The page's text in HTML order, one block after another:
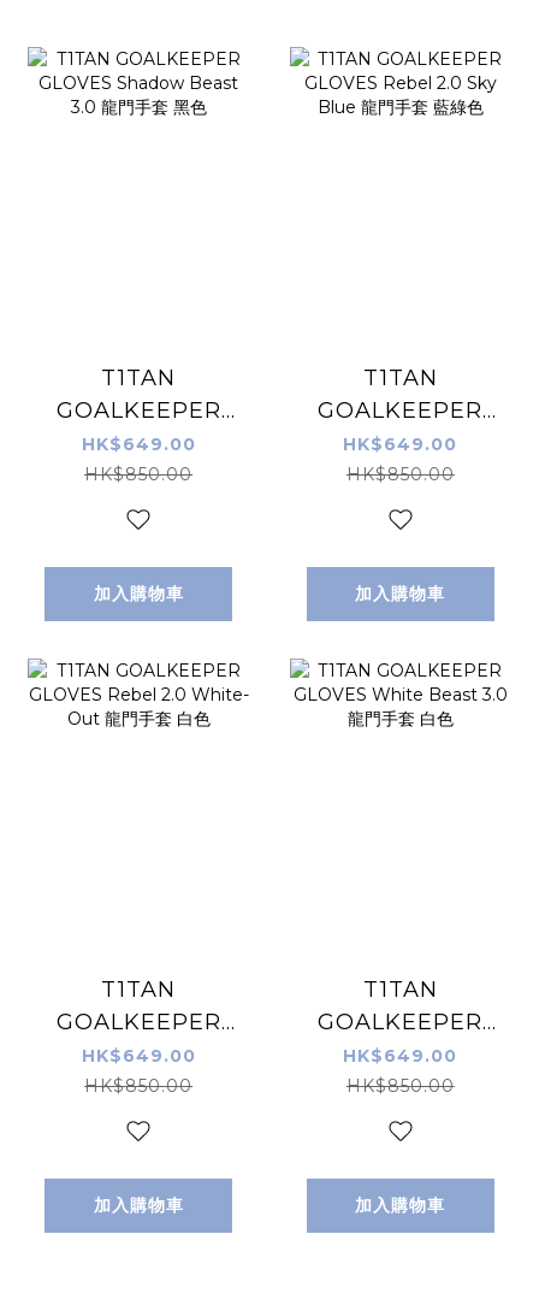
T1TAN
GOALKEEPER
GLOVES Shadow
Beast 3.0 龍門手
套 黑色
HK$649.00
HK$850.00
加入購物車
T1TAN
GOALKEEPER
GLOVES Rebel
2.0 Sky Blue 龍門
手套 藍綠色
HK$649.00
HK$850.00
加入購物車
T1TAN
GOALKEEPER
GLOVES Rebel
2.0 White-Out 龍
門手套 白色
HK$649.00
HK$850.00
加入購物車
T1TAN
GOALKEEPER
GLOVES White
Beast 3.0 龍門手
套 白色
HK$649.00
HK$850.00
加入購物車